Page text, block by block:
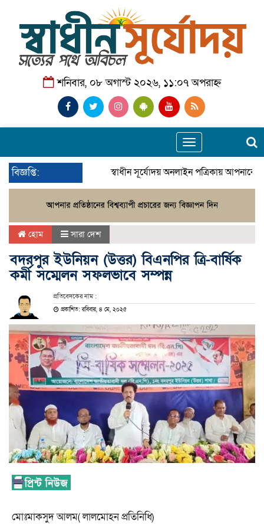
শনিবার, ০৮ অগাস্ট ২০২৬, ১১:০৭ অপরাহ্ন
Toggle
navigation
বিজ্ঞপ্তি: স্বাধীন সূর্যোদয় অনলাইন পত্রিকায় আপনাকে
হোম সারা দেশ
বদরপুর ইউনিয়ন (উত্তর) বিএনপির ত্রি-বার্ষিক
কর্মী সম্মেলন সফলভাবে সম্পন্ন
প্রতিবেদকের নাম :
প্রকাশিত: রবিবার, ৪ মে, ২০২৫
মোঃমাকসুদ আলম( লালমোহন প্রতিনিধি)